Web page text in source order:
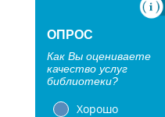
ОПРОС
Как Вы оцениваете
качество услуг
библиотеки?
Хорошо
Уважаемые читатели!